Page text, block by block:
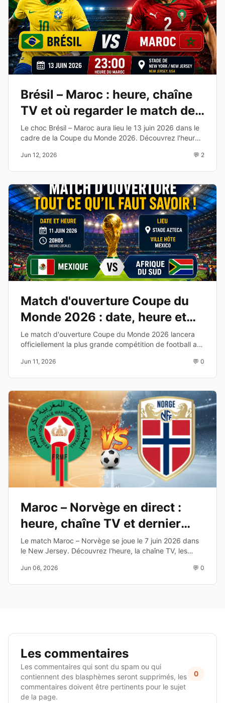
Brésil – Maroc : heure, chaîne
TV et où regarder le match de
la Coupe du Monde 2026
Le choc Brésil – Maroc aura lieu le 13 juin 2026 dans le
cadre de la Coupe du Monde 2026. Découvrez l'heure,
de cette affiche du Groupe C.
Jun 12, 2026 💬 2
Match d'ouverture Coupe du
Monde 2026 : date, heure et
diffusion TV
Le match d'ouverture Coupe du Monde 2026 lancera
officiellement la plus grande compétition de football au
chaînes de diffusion.
Jun 11, 2026 💬 0
Maroc – Norvège en direct :
heure, chaîne TV et dernier
test avant le Mondial 2026
Le match Maroc – Norvège se joue le 7 juin 2026 dans
le New Jersey. Découvrez l'heure, la chaîne TV, les
2026.
Jun 06, 2026 💬 0
Les commentaires
Les commentaires qui sont du spam ou qui
contiennent des blasphèmes seront supprimés, les
commentaires doivent être pertinents pour le sujet
de la page.
0